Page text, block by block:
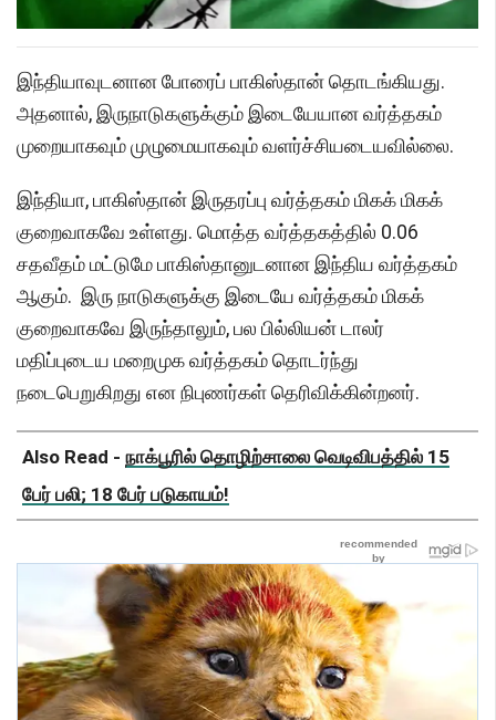
இந்தியாவுடனான போரைப் பாகிஸ்தான் தொடங்கியது.
அதனால், இருநாடுகளுக்கும் இடையேயான வர்த்தகம்
முறையாகவும் முழுமையாகவும் வளர்ச்சியடையவில்லை.
இந்தியா, பாகிஸ்தான் இருதரப்பு வர்த்தகம் மிகக் மிகக்
குறைவாகவே உள்ளது. மொத்த வர்த்தகத்தில் 0.06
சதவீதம் மட்டுமே பாகிஸ்தானுடனான இந்திய வர்த்தகம்
ஆகும். இரு நாடுகளுக்கு இடையே வர்த்தகம் மிகக்
குறைவாகவே இருந்தாலும், பல பில்லியன் டாலர்
மதிப்புடைய மறைமுக வர்த்தகம் தொடர்ந்து
நடைபெறுகிறது என நிபுணர்கள் தெரிவிக்கின்றனர்.
Also Read - நாக்பூரில் தொழிற்சாலை வெடிவிபத்தில் 15
பேர் பலி; 18 பேர் படுகாயம்!